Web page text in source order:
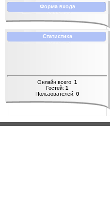
Форма входа
Статистика
Онлайн всего: 1
Гостей: 1
Пользователей: 0